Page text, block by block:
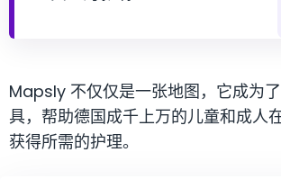
Mapsly 不仅仅是一张地图，它成为
具，帮助德国成千上万的儿童和成人
获得所需的护理。